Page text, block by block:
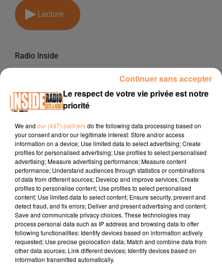
Lecture
Radio Inside
19 décembre 2018
PODCAST DE PSL: EMISSION DU LUNDI 17 DECEMBRE 2018
PODCAST DE PSL: EMISSION DU LUNDI 17 DECEMBRE
2018
TITRES DIFFUSÉS
Le respect de votre vie privée est notre
priorité
We and our (447) partnersdo the following data processing based on
your consent and/or our legitimate interest: Store and/or access
information on a device; Use limited data to select advertising; Create
profiles for personalised advertising; Use profiles to select personalised
advertising; Measure advertising performance; Measure content
performance; Understand audiences through statistics or combinations
of data from different sources; Develop and improve services; Create
profiles to personalise content; Use profiles to select personalised
content; Use limited data to select content; Ensure security, prevent and
detect fraud, and fix errors; Deliver and present advertising and content;
Save and communicate privacy choices. These technologies may
process personal data such as IP address and browsing data to offer
following functionalities: Identify devices based on information actively
requested; Use precise geolocation data; Match and combine data from
other data sources; Link different devices; Identify devices based on
information transmitted automatically.
Continuer sans accepter